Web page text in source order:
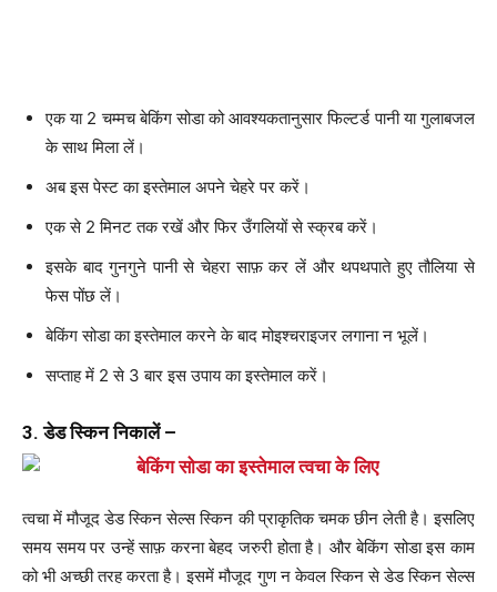
एक या 2 चम्मच बेकिंग सोडा को आवश्यकतानुसार फिल्टर्ड पानी या गुलाबजल
के साथ मिला लें।
अब इस पेस्ट का इस्तेमाल अपने चेहरे पर करें।
एक से 2 मिनट तक रखें और फिर उँगलियों से स्क्रब करें।
इसके बाद गुनगुने पानी से चेहरा साफ़ कर लें और थपथपाते हुए तौलिया से
फेस पोंछ लें।
बेकिंग सोडा का इस्तेमाल करने के बाद मोइश्चराइजर लगाना न भूलें।
सप्ताह में 2 से 3 बार इस उपाय का इस्तेमाल करें।
3. डेड स्किन निकालें –
त्वचा में मौजूद डेड स्किन सेल्स स्किन की प्राकृतिक चमक छीन लेती है। इसलिए
समय समय पर उन्हें साफ़ करना बेहद जरुरी होता है। और बेकिंग सोडा इस काम
को भी अच्छी तरह करता है। इसमें मौजूद गुण न केवल स्किन से डेड स्किन सेल्स